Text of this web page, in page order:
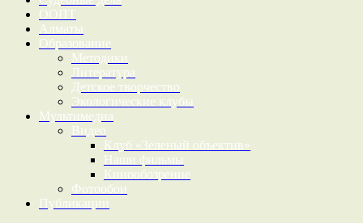
ООПТ
Алматы
Образование
Методики
Литература
Детское творчество
Экологические клубы
Мультимедиа
Видео
Клуб «Зеленый объектив»
Наши фильмы
Кинообозрение
Фотообои
Публикации